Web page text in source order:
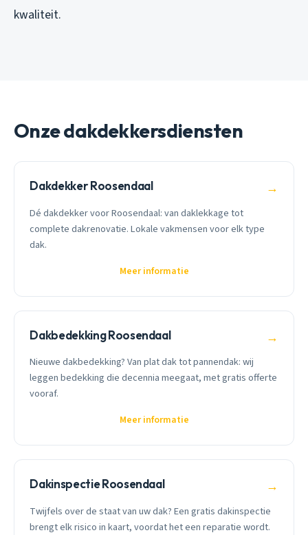
kwaliteit.
Onze dakdekkersdiensten
Dakdekker Roosendaal →
Dé dakdekker voor Roosendaal: van daklekkage tot
complete dakrenovatie. Lokale vakmensen voor elk type
dak.
Meer informatie
Dakbedekking Roosendaal →
Nieuwe dakbedekking? Van plat dak tot pannendak: wij
leggen bedekking die decennia meegaat, met gratis offerte
vooraf.
Meer informatie
Dakinspectie Roosendaal →
Twijfels over de staat van uw dak? Een gratis dakinspectie
brengt elk risico in kaart, voordat het een reparatie wordt.